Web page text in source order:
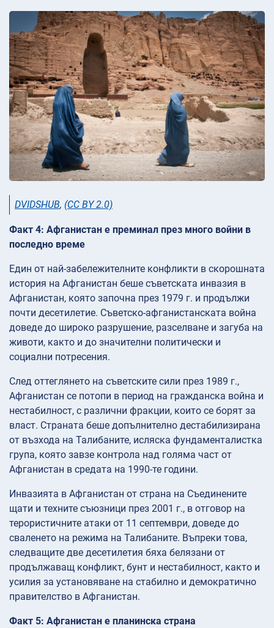
DVIDSHUB, (CC BY 2.0)
Факт 4: Афганистан е преминал през много войни в
последно време
Един от най-забележителните конфликти в скорошната
история на Афганистан беше съветската инвазия в
Афганистан, която започна през 1979 г. и продължи
почти десетилетие. Съветско-афганистанската война
доведе до широко разрушение, разселване и загуба на
животи, както и до значителни политически и
социални потресения.
След оттеглянето на съветските сили през 1989 г.,
Афганистан се потопи в период на гражданска война и
нестабилност, с различни фракции, които се борят за
власт. Страната беше допълнително дестабилизирана
от възхода на Талибаните, исляска фундаменталистка
група, която завзе контрола над голяма част от
Афганистан в средата на 1990-те години.
Инвазията в Афганистан от страна на Съединените
щати и техните съюзници през 2001 г., в отговор на
терористичните атаки от 11 септември, доведе до
сваленето на режима на Талибаните. Въпреки това,
следващите две десетилетия бяха белязани от
продължаващ конфликт, бунт и нестабилност, както и
усилия за установяване на стабилно и демократично
правителство в Афганистан.
Факт 5: Афганистан е планинска страна